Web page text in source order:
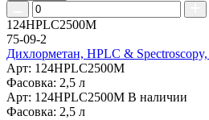
124HPLC2500M
75-09-2
Дихлорметан, HPLC &
Арт: 124HPLC2500M
Фасовка: 2,5 л
Арт: 124HPLC2500M В наличии
Фасовка: 2,5 л